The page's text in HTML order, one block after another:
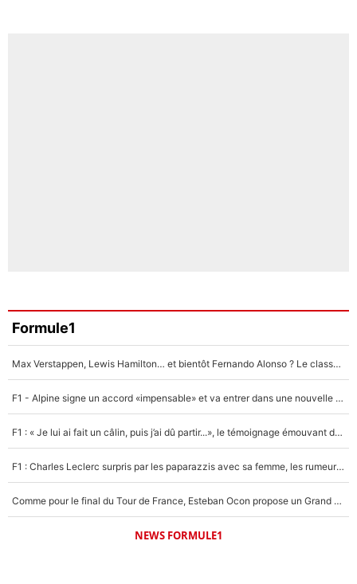
Formule1
Max Verstappen, Lewis Hamilton… et bientôt Fernando Alonso ? Le classement des pilotes les mieux payés en Formule 1 risque de changer !
F1 - Alpine signe un accord «impensable» et va entrer dans une nouvelle dimension : Grande nouvelle pour Pierre Gasly !
F1 : « Je lui ai fait un câlin, puis j’ai dû partir...», le témoignage émouvant de Max Verstappen sur sa fille
F1 : Charles Leclerc surpris par les paparazzis avec sa femme, les rumeurs étaient vraies !
Comme pour le final du Tour de France, Esteban Ocon propose un Grand Prix de Formule 1 à Paris : «Autour de l’Arc de Triomphe, ce serait génial» !
NEWS FORMULE1